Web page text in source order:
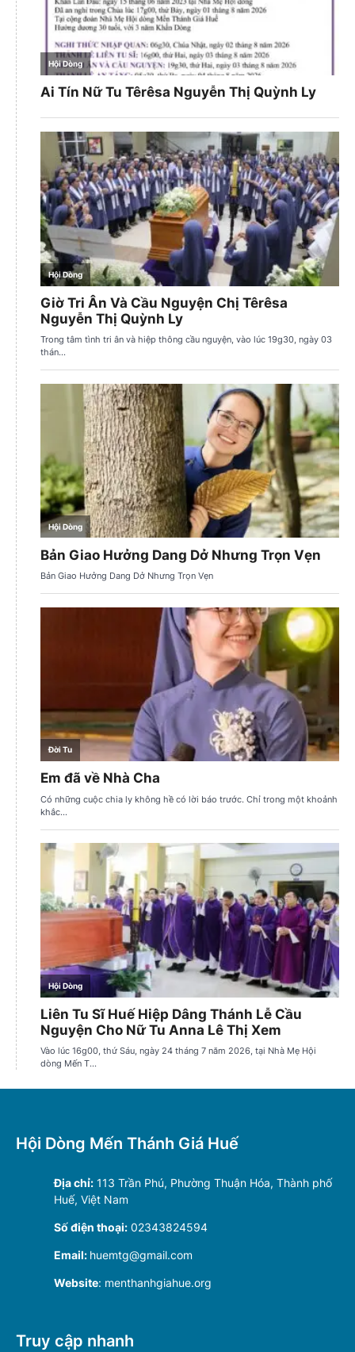
Hội Dòng Mến Thánh Giá Huế
Địa chỉ: 113 Trần Phú, Phường Thuận Hóa, Thành phố
Huế, Việt Nam
Số điện thoại: 02343824594
Email: huemtg@gmail.com
Website: menthanhgiahue.org
Truy cập nhanh